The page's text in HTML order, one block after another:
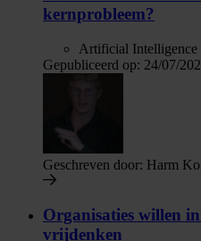
kernprobleem?
Artificial
Gepubliceerd op: 24/07/
Geschreven door: Harm
Organisaties willen
vrijdenken